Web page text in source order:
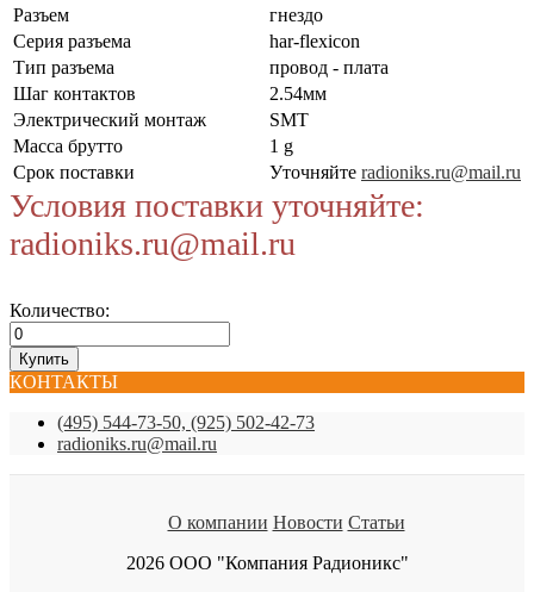
Разъем
гнездо
Серия разъема
har-flexicon
Тип разъема
провод - плата
Шаг контактов
2.54мм
Электрический монтаж
SMT
Масса брутто
1 g
Срок поставки
Уточняйте radioniks.ru@mail.ru
Условия поставки уточняйте:
radioniks.ru@mail.ru
Количество:
КОНТАКТЫ
(495) 544-73-50, (925) 502-42-73
radioniks.ru@mail.ru
О компании Новости Статьи
2026 ООО "Компания Радионикс"